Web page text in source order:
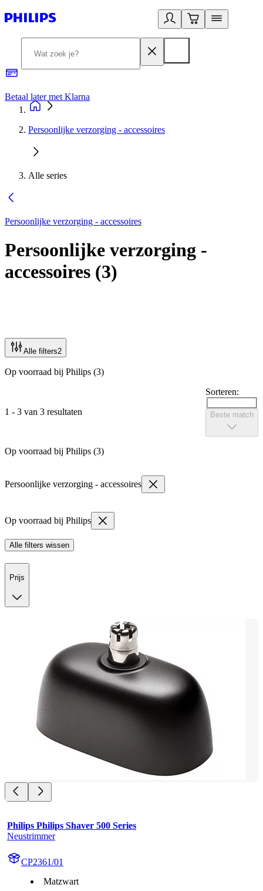
Betaal later met Klarna
Persoonlijke verzorging - accessoires
Alle series
Persoonlijke verzorging - accessoires
Persoonlijke verzorging -
accessoires (3)
Alle filters2
Op voorraad bij Philips (3)
1 - 3 van 3 resultaten
Sorteren:
Beste match
Op voorraad bij Philips (3)
Persoonlijke verzorging - accessoires
Op voorraad bij Philips
Alle filters wissen
Prijs
Philips Philips Shaver 500 Series
Neustrimmer
CP2361/01
Matzwart